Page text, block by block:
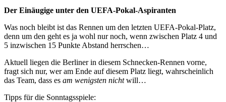
Der Einäugige unter den UEFA-Pokal-Aspiranten
Was noch bleibt ist das Rennen um den letzten UEFA-Pokal-Platz,
denn um den geht es ja wohl nur noch, wenn zwischen Platz 4 und
5 inzwischen 15 Punkte Abstand herrschen…
Aktuell liegen die Berliner in diesem Schnecken-Rennen vorne,
fragt sich nur, wer am Ende auf diesem Platz liegt, wahrscheinlich
das Team, dass es am wenigsten nichtwill…
Tipps für die Sonntagsspiele: